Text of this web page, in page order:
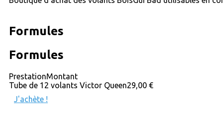
Formules
Formules
PrestationMontant
Tube de 12 volants Victor Queen29,00 €
J'achète !